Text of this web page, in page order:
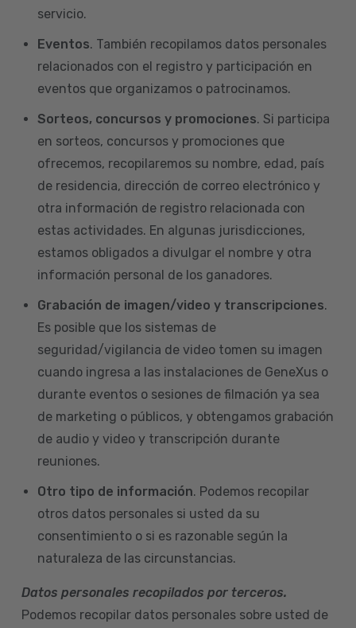
servicio.
Eventos. También recopilamos datos personales
relacionados con el registro y participación en
eventos que organizamos o patrocinamos.
Sorteos, concursos y promociones. Si participa
en sorteos, concursos y promociones que
ofrecemos, recopilaremos su nombre, edad, país
de residencia, dirección de correo electrónico y
otra información de registro relacionada con
estas actividades. En algunas jurisdicciones,
estamos obligados a divulgar el nombre y otra
información personal de los ganadores.
Grabación de imagen/video y transcripciones.
Es posible que los sistemas de
seguridad/vigilancia de video tomen su imagen
cuando ingresa a las instalaciones de GeneXus o
durante eventos o sesiones de filmación ya sea
de marketing o públicos, y obtengamos grabación
de audio y video y transcripción durante
reuniones.
Otro tipo de información. Podemos recopilar
otros datos personales si usted da su
consentimiento o si es razonable según la
naturaleza de las circunstancias.
Datos personales recopilados por terceros.
Podemos recopilar datos personales sobre usted de